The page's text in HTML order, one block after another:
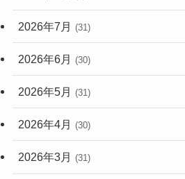
(248)
2026年7月 (31)
2026年6月 (30)
2026年5月 (31)
2026年4月 (30)
2026年3月 (31)